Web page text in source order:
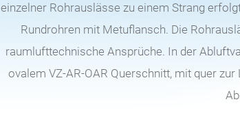
einzelner Rohrauslässe zu einem Strang
Rundrohren mit Metuflansch. Die
raumlufttechnische Ansprüche. In der
ovalem VZ-AR-OAR Querschnitt, mit quer